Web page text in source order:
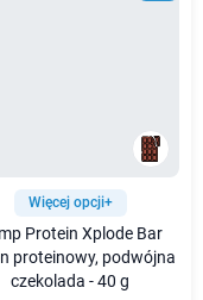
Więcej opcji+
Protein Xplode Bar
proteinowy, podwójna
czekolada - 40 g